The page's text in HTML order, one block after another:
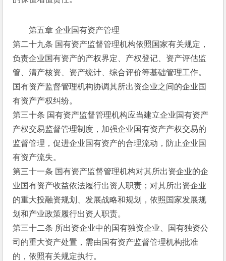
第五章 企业国有资产管理
第二十九条 国有资产监督管理机构依照国家有关规定，
负责企业国有资产的产权界定、产权登记、资产评估监
管、清产核资、资产统计、综合评价等基础管理工作。
国有资产监督管理机构协调其所出资企业之间的企业国
有资产产权纠纷。
第三十条 国有资产监督管理机构应当建立企业国有资产
产权交易监督管理制度，加强企业国有资产产权交易的
监督管理，促进企业国有资产的合理流动，防止企业国
有资产流失。
第三十一条 国有资产监督管理机构对其所出资企业的企
业国有资产收益依法履行出资人职责；对其所出资企业
的重大投融资规划、发展战略和规划，依照国家发展规
划和产业政策履行出资人职责。
第三十二条 所出资企业中的国有独资企业、国有独资公
司的重大资产处置，需由国有资产监督管理机构批准
的，依照有关规定执行。